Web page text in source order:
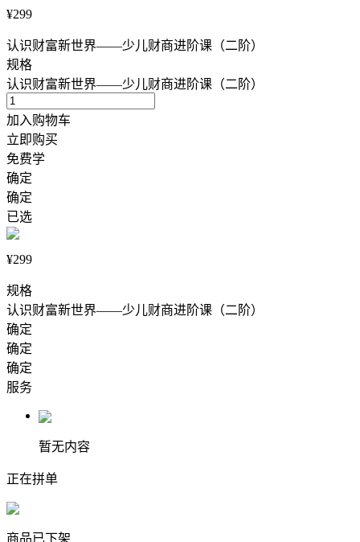
¥299
认识财富新世界——少儿财商进阶课（二阶）
规格
认识财富新世界——少儿财商进阶课（二阶）
加入购物车
立即购买
免费学
确定
确定
已选
¥299
规格
认识财富新世界——少儿财商进阶课（二阶）
确定
确定
确定
服务
暂无内容
正在拼单
商品已下架